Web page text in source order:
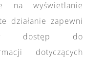
na wyświetlanie
działanie zapewni
dostęp do
dotyczących